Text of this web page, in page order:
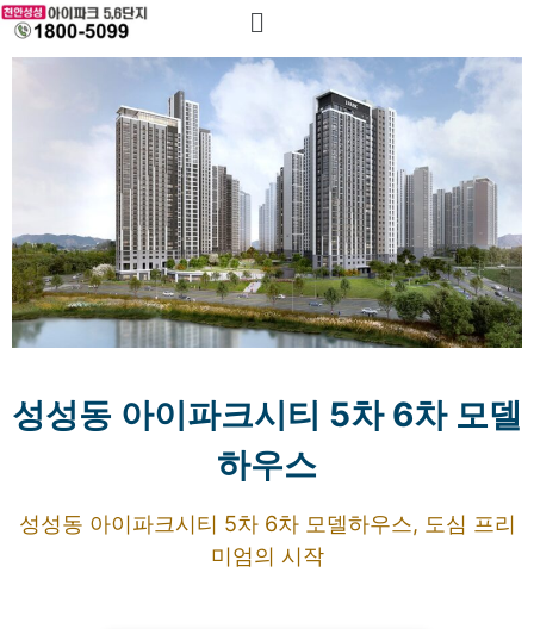
성성동 아이파크시티 5차 6차 모델
하우스
성성동 아이파크시티 5차 6차 모델하우스, 도심 프리
미엄의 시작